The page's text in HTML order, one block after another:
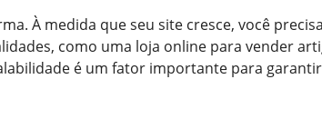
À medida que seu site cresce, você
como uma loja online para vender
é um fator importante para